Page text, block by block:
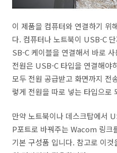
이 제품을 컴퓨터와 연결하기 위
다. 컴퓨터나 노트북이 USB-C
SB-C 케이블을 연결해서 바로
전원은 USB-C 타입을 연결해야
모두 전원 공급받고 화면까지 전
렇게 전원을 따로 넣는 타입으로
만약 노트북이나 데스크탑에서
P포트로 바꿔주는 Wacom 링크
기본 구성품 입니다. 참고로 이